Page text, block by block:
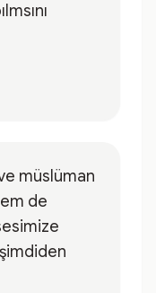
müslüman
de